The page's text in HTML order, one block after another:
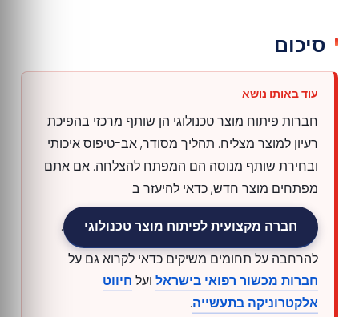
סיכום
חברות פיתוח מוצר טכנולוגי הן שותף מרכזי בהפיכת
רעיון למוצר מצליח. תהליך מסודר, אב-טיפוס איכותי
ובחירת שותף מנוסה הם המפתח להצלחה. אם אתם
מפתחים מוצר חדש, כדאי להיעזר ב
חברה מקצועית לפיתוח מוצר טכנולוגי
.
להרחבה על תחומים משיקים כדאי לקרוא גם על
חברות מכשור רפואי בישראל ועל חיווט
אלקטרוניקה בתעשייה.